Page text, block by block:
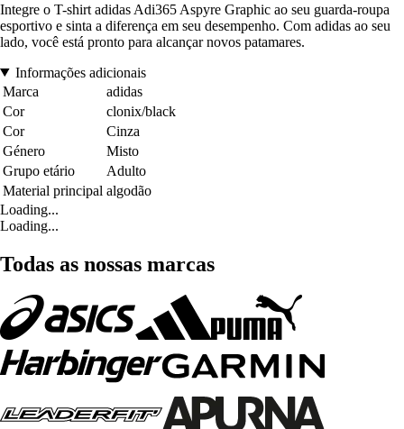
Integre o T-shirt adidas Adi365 Aspyre Graphic ao seu guarda-roupa
esportivo e sinta a diferença em seu desempenho. Com adidas ao seu
lado, você está pronto para alcançar novos patamares.
Informações adicionais
Marca
adidas
Cor
clonix/black
Cor
Cinza
Género
Misto
Grupo etário
Adulto
Material principal algodão
Loading...
Loading...
Todas as nossas marcas